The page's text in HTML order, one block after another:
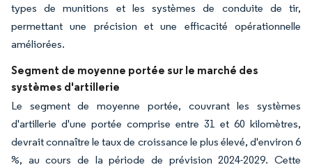
types de munitions et les systèmes de conduite de tir,
permettant une précision et une efficacité opérationnelle
améliorées.
Segment de moyenne portée sur le marché des
systèmes d'artillerie
Le segment de moyenne portée, couvrant les systèmes
d'artillerie d'une portée comprise entre 31 et 60 kilomètres,
devrait connaître le taux de croissance le plus élevé, d'environ 6
%, au cours de la période de prévision 2024-2029. Cette